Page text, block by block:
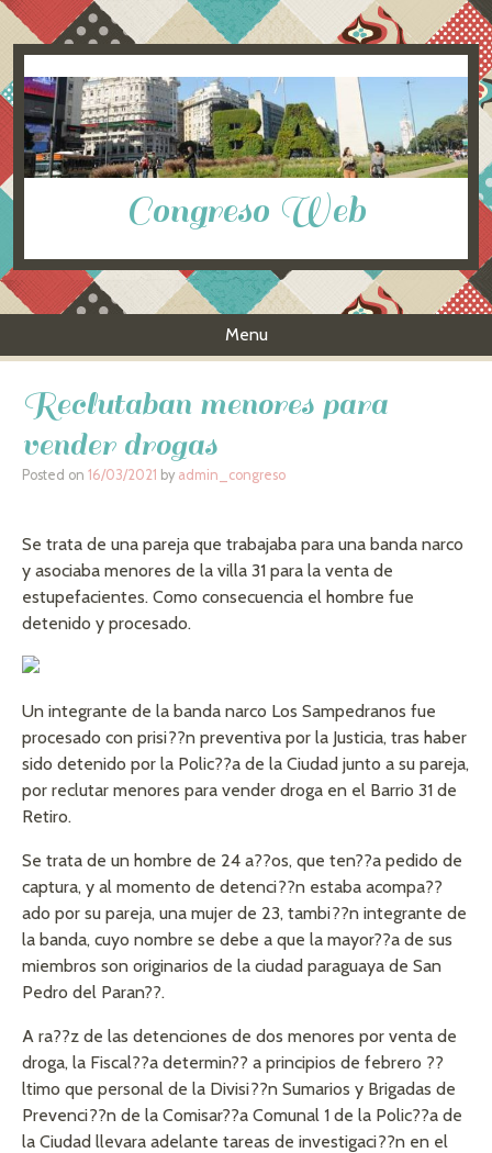
Congreso Web
Menu
Reclutaban menores para
vender drogas
Posted on 16/03/2021 by admin_congreso
Se trata de una pareja que trabajaba para una banda narco
y asociaba menores de la villa 31 para la venta de
estupefacientes. Como consecuencia el hombre fue
detenido y procesado.
Un integrante de la banda narco Los Sampedranos fue
procesado con prisi??n preventiva por la Justicia, tras haber
sido detenido por la Polic??a de la Ciudad junto a su pareja,
por reclutar menores para vender droga en el Barrio 31 de
Retiro.
Se trata de un hombre de 24 a??os, que ten??a pedido de
captura, y al momento de detenci??n estaba acompa??
ado por su pareja, una mujer de 23, tambi??n integrante de
la banda, cuyo nombre se debe a que la mayor??a de sus
miembros son originarios de la ciudad paraguaya de San
Pedro del Paran??.
A ra??z de las detenciones de dos menores por venta de
droga, la Fiscal??a determin?? a principios de febrero ??
ltimo que personal de la Divisi??n Sumarios y Brigadas de
Prevenci??n de la Comisar??a Comunal 1 de la Polic??a de
la Ciudad llevara adelante tareas de investigaci??n en el